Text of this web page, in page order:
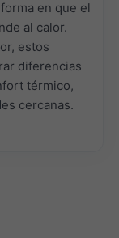
en que el
al calor.
estos
diferencias
térmico,
cercanas.